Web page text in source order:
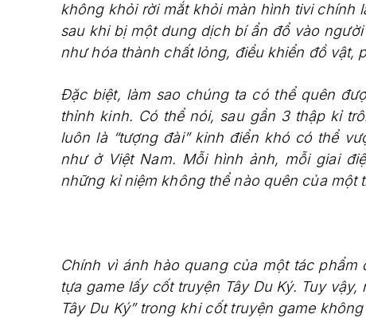
không khỏi rời mắt khỏi màn hình tivi chính
sau khi bị một dung dịch bí ẩn đổ vào
như hóa thành chất lỏng, điều khiển đồ vật,
Đặc biệt, làm sao chúng ta có thể quên
thỉnh kinh. Có thể nói, sau gần 3 thập kỉ
luôn là “tượng đài” kinh điển khó có thể
như ở Việt Nam. Mỗi hình ảnh, mỗi giai
những kỉ niệm không thể nào quên của một
Chính vì ánh hào quang của một tác
tựa game lấy cốt truyện Tây Du Ký. Tuy
Tây Du Ký” trong khi cốt truyện game